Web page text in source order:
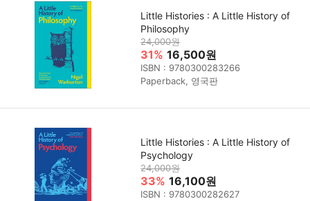
Little Histories : A Little History of
Philosophy
24,000원
31% 16,500원
ISBN : 9780300283266
Paperback, 영국판
Little Histories : A Little History of
Psychology
24,000원
33% 16,100원
ISBN : 9780300282627